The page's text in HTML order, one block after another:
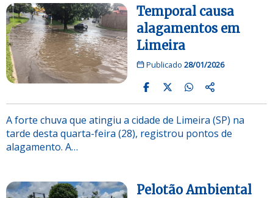
Temporal causa
alagamentos em
Limeira
Publicado 28/01/2026
A forte chuva que atingiu a cidade de Limeira (SP) na
tarde desta quarta-feira (28), registrou pontos de
alagamento. A…
Pelotão Ambiental